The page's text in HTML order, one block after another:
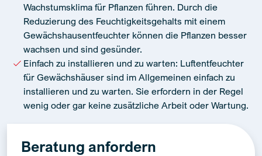
Wachstumsklima für Pflanzen führen. Durch die
Reduzierung des Feuchtigkeitsgehalts mit einem
Gewächshausentfeuchter können die Pflanzen besser
wachsen und sind gesünder.
Einfach zu installieren und zu warten: Luftentfeuchter
für Gewächshäuser sind im Allgemeinen einfach zu
installieren und zu warten. Sie erfordern in der Regel
wenig oder gar keine zusätzliche Arbeit oder Wartung.
Beratung anfordern